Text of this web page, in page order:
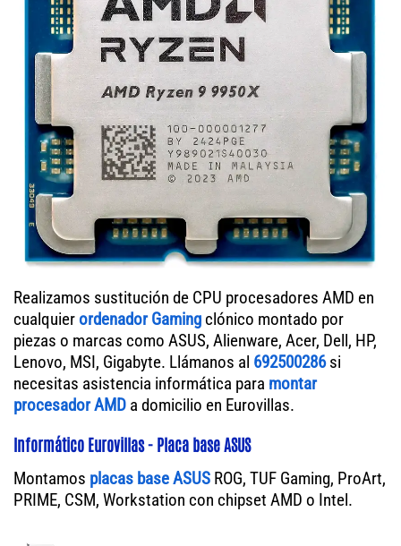
Realizamos sustitución de CPU procesadores AMD en
cualquierordenador Gaming clónico montado por
piezas o marcas como ASUS, Alienware, Acer, Dell, HP,
Lenovo, MSI, Gigabyte. Llámanos al 692500286si
necesitas asistencia informática para montar
procesador AMD a domicilio en Eurovillas.
Informático Eurovillas - Placa base ASUS
Montamos placas base ASUS ROG, TUF Gaming, ProArt,
PRIME, CSM, Workstation con chipset AMD o Intel.